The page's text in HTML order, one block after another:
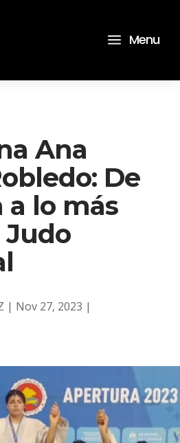
a Menu
Ana
De
a lo más
| Nov 27, 2023 |